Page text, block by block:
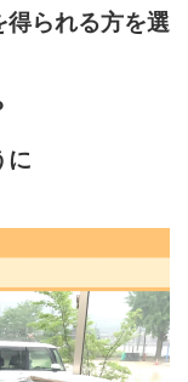
得られる方を選
に